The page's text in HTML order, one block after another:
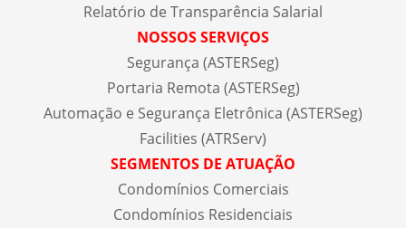
Relatório de Transparência Salarial
NOSSOS SERVIÇOS
Segurança (ASTERSeg)
Portaria Remota (ASTERSeg)
Automação e Segurança Eletrônica (ASTERSeg)
Facilities (ATRServ)
SEGMENTOS DE ATUAÇÃO
Condomínios Comerciais
Condomínios Residenciais